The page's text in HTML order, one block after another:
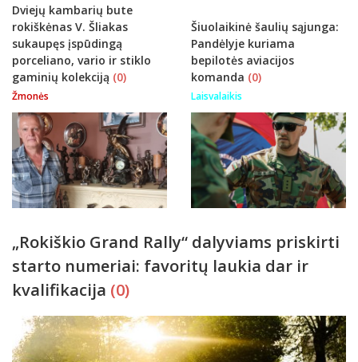
Dviejų kambarių bute
rokiškėnas V. Šliakas
sukaupęs įspūdingą
porceliano, vario ir stiklo
gaminių kolekciją (0)
Žmonės
Šiuolaikinė šaulių sąjunga:
Pandėlyje kuriama
bepilotės aviacijos
komanda (0)
Laisvalaikis
„Rokiškio Grand Rally“ dalyviams priskirti
starto numeriai: favoritų laukia dar ir
kvalifikacija (0)